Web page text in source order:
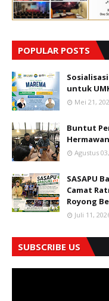
POPULAR POSTS
untuk
Mei 21,
Buntut
Agustus
SASAPU
Camat
Royong
Juli 11,
SUBSCRIBE US